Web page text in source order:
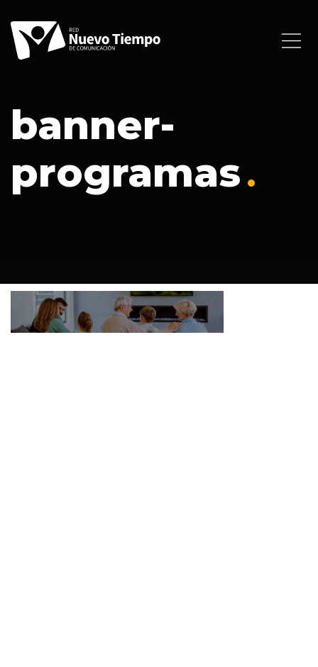
banner-
programas